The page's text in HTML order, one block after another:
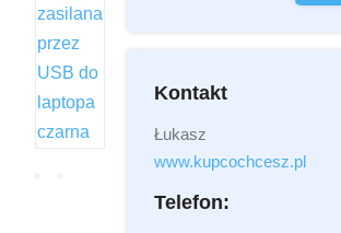
Kontakt
Łukasz
www.kupcochcesz.pl
Telefon:
Załącznik(2MB - doc,pdf,zip)